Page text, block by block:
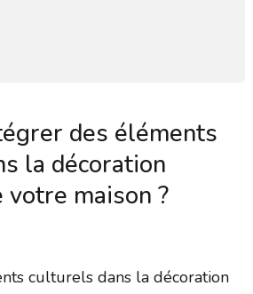
des éléments
la décoration
maison ?
culturels dans la décoration